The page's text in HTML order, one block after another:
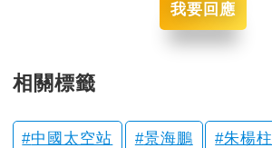
我要回應
相關標籤
中國太空站 景海鵬 朱楊柱